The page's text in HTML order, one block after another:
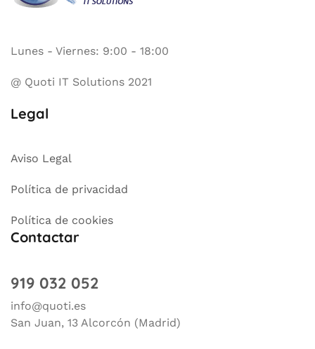
Lunes - Viernes: 9:00 - 18:00
@ Quoti IT Solutions 2021
Legal
Aviso Legal
Política de privacidad
Política de cookies
Contactar
919 032 052
info@quoti.es
San Juan, 13 Alcorcón (Madrid)